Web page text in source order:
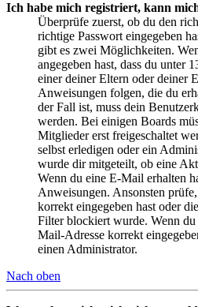
Ich habe mich registriert, kann
Überprüfe zuerst, ob du den
richtige Passwort eingegeben
gibt es zwei Möglichkeiten.
angegeben hast, dass du unter
einer deiner Eltern oder deiner
Anweisungen folgen, die du
der Fall ist, muss dein
werden. Bei einigen Boards
Mitglieder erst freigeschaltet
selbst erledigen oder ein
wurde dir mitgeteilt, ob eine
Wenn du eine E-Mail erhalten
Anweisungen. Ansonsten
korrekt eingegeben hast oder
Filter blockiert wurde. Wenn
Mail-Adresse korrekt
einen Administrator.
Nach oben